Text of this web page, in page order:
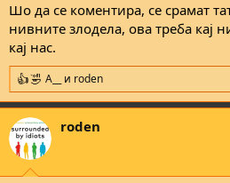
Љубопитен сум како
форумот (особено еден модератор
специјалист за две црвени ) ќе
ќе најдат нешто што не е во ред.
Шо да се коментира, се срамат
нивните злодела, ова треба кај
кај нас.
R
e
a
c
t
i
A__ и roden
roden